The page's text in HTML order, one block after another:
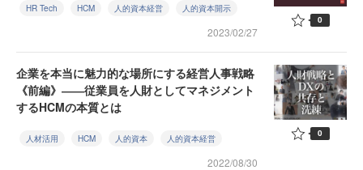
HR Tech HCM 人的資本経営 人的資本開示
2023/02/27
0
企業を本当に魅力的な場所にする経営人事戦略
《前編》――従業員を人財としてマネジメント
するHCMの本質とは
人材活用 HCM 人的資本 人的資本経営
2022/08/30
0